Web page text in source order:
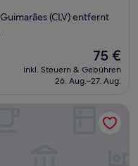
(CLV) entfernt
Der
Preis
beträgt
75 €
inkl. Steuern & Gebühren
26. Aug.–27. Aug.
Park todos os dias